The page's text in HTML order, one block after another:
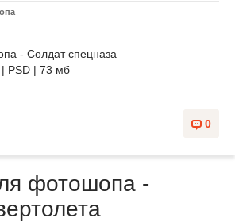
- Солдат спецназа
PSD | 73 мб
0
фотошопа -